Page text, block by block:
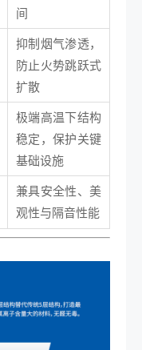
间
抑制烟气渗透，
防止火势跳跃式
扩散
极端高温下结构
稳定，保护关键
基础设施
兼具安全性、美
观性与隔音性能